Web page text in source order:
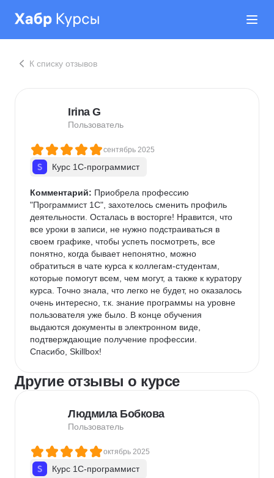
К списку отзывов
Irina G
Пользователь
сентябрь 2025
Курс 1С-программист
Комментарий: Приобрела профессию
"Программист 1С", захотелось сменить профиль
деятельности. Осталась в восторге! Нравится, что
все уроки в записи, не нужно подстраиваться в
своем графике, чтобы успеть посмотреть, все
понятно, когда бывает непонятно, можно
обратиться в чате курса к коллегам-студентам,
которые помогут всем, чем могут, а также к куратору
курса. Точно знала, что легко не будет, но оказалось
очень интересно, т.к. знание программы на уровне
пользователя уже было. В конце обучения
выдаются документы в электронном виде,
подтверждающие получение профессии.
Спасибо, Skillbox!
Другие отзывы о курсе
Людмила Бобкова
Пользователь
октябрь 2025
Курс 1С-программист